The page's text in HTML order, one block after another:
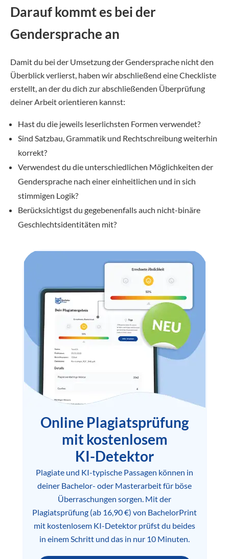
Darauf kommt es bei der
Gendersprache an
Damit du bei der Umsetzung der Gendersprache nicht den
Überblick verlierst, haben wir abschließend eine Checkliste
erstellt, an der du dich zur abschließenden Überprüfung
deiner Arbeit orientieren kannst:
Hast du die jeweils leserlichsten Formen verwendet?
Sind Satzbau, Grammatik und Rechtschreibung weiterhin
korrekt?
Verwendest du die unterschiedlichen Möglichkeiten der
Gendersprache nach einer einheitlichen und in sich
stimmigen Logik?
Berücksichtigst du gegebenenfalls auch nicht-binäre
Geschlechtsidentitäten mit?
Online Plagiatsprüfung
mit kostenlosem
KI-Detektor
Plagiate und KI-typische Passagen können in
deiner Bachelor- oder Masterarbeit für böse
Überraschungen sorgen. Mit der
Plagiatsprüfung (ab 16,90 €) von BachelorPrint
mit kostenlosem KI-Detektor prüfst du beides
in einem Schritt und das in nur 10 Minuten.